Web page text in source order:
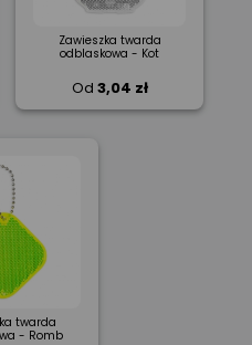
Zawieszka twarda
odblaskowa - Kot
Od 3,04 zł
twarda
- Romb